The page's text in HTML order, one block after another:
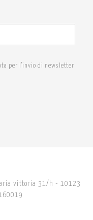
per l'invio di newsletter
vittoria 31/h - 10123